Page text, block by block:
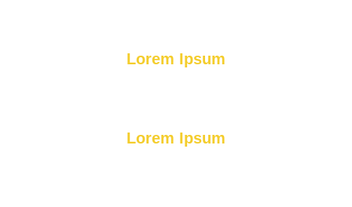
Lorem Ipsum
Lorem Ipsum